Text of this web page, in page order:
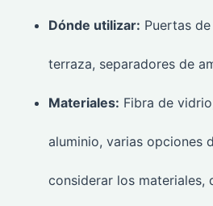
Dónde utilizar: Puertas
terraza, separadores de
Materiales: Fibra de
aluminio, varias opciones
considerar los materiales,